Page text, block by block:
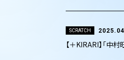
SCRATCH
【＋KIRARI】「中